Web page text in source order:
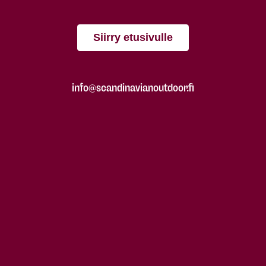
Siirry etusivulle
info@scandinavianoutdoor.fi